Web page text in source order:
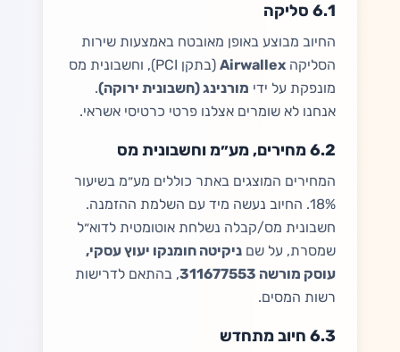
6.1 סליקה
החיוב מבוצע באופן מאובטח באמצעות שירות
הסליקה Airwallex
(בתקן PCI), וחשבונית מס
מונפקת על ידי מורנינג (חשבונית ירוקה).
אנחנו לא שומרים אצלנו פרטי כרטיסי אשראי.
6.2 מחירים, מע״מ וחשבונית מס
המחירים המוצגים באתר כוללים מע״מ בשיעור
18%. החיוב נעשה מיד עם השלמת ההזמנה.
חשבונית מס/קבלה נשלחת אוטומטית לדוא״ל
שמסרת, על שם ניקיטה חומנקו יעוץ עסקי,
עוסק מורשה 311677553
, בהתאם לדרישות
רשות המסים.
6.3 חיוב מתחדש